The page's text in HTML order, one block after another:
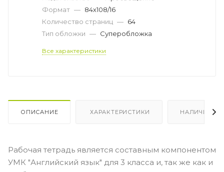
Формат — 84х108/16
Количество страниц — 64
Тип обложки — Суперобложка
Все характеристики
ОПИСАНИЕ ХАРАКТЕРИСТИКИ НАЛИЧИЕ
Рабочая тетрадь является составным компонентом
УМК "Английский язык" для 3 класса и, так же как и